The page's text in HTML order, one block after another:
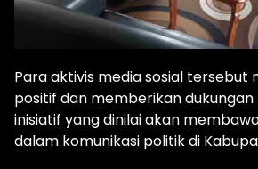
Para aktivis media sosial tersebut
positif dan memberikan
inisiatif yang dinilai akan
dalam komunikasi politik di